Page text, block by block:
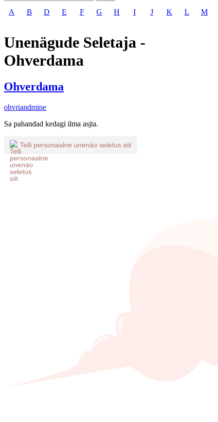
A B D E F G H I J K L M
Unenägude Seletaja -
Ohverdama
Ohverdama
ohvriandmine
Sa pahandad kedagi ilma asjta.
Telli personaalne unenäo seletus siit